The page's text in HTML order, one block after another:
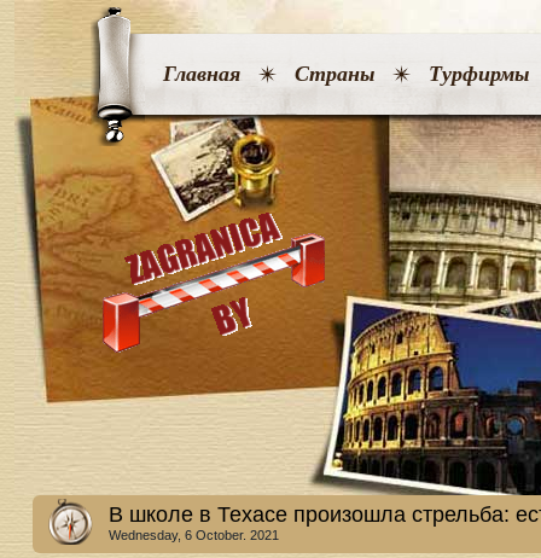
Главная Страны Турфирмы
В школе в Техасе произошла стрельба:
Wednesday, 6 October. 2021